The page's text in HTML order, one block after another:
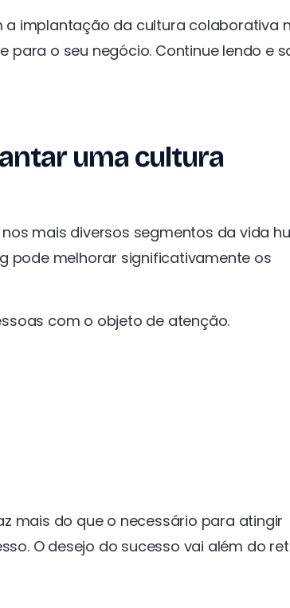
implantação da cultura colaborativa
o seu negócio. Continue lendo e
uma cultura
mais diversos segmentos da vida
pode melhorar significativamente os
com o objeto de atenção.
mais do que o necessário para atingir
O desejo do sucesso vai além do